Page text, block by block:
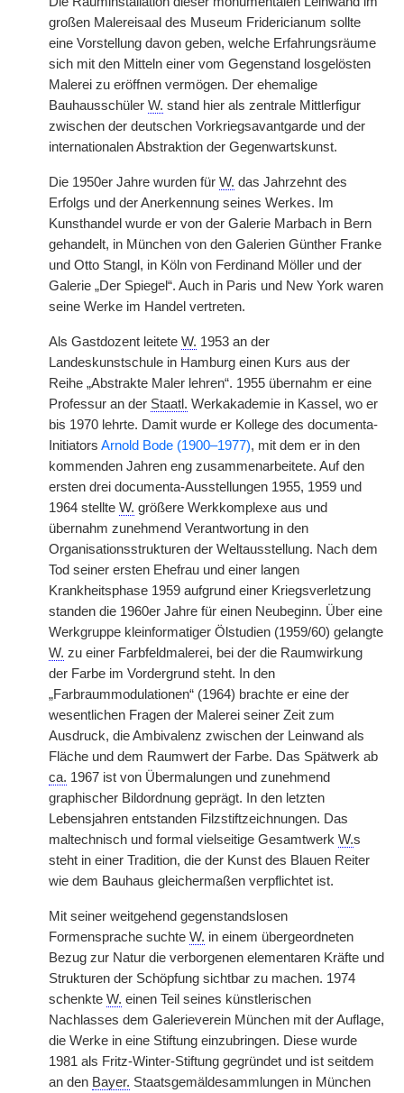
großen Malereisaal des Museum Fridericianum sollte
eine Vorstellung davon geben, welche Erfahrungsräume
sich mit den Mitteln einer vom Gegenstand losgelösten
Malerei zu eröffnen vermögen. Der ehemalige
Bauhausschüler W. stand hier als zentrale Mittlerfigur
zwischen der deutschen Vorkriegsavantgarde und der
internationalen Abstraktion der Gegenwartskunst.
Die 1950er Jahre wurden für W. das Jahrzehnt des
Erfolgs und der Anerkennung seines Werkes. Im
Kunsthandel wurde er von der Galerie Marbach in Bern
gehandelt, in München von den Galerien Günther Franke
und Otto Stangl, in Köln von Ferdinand Möller und der
Galerie „Der Spiegel“. Auch in Paris und New York waren
seine Werke im Handel vertreten.
Als Gastdozent leitete W. 1953 an der
Landeskunstschule in Hamburg einen Kurs aus der
Reihe „Abstrakte Maler lehren“. 1955 übernahm er eine
Professur an der Staatl. Werkakademie in Kassel, wo er
bis 1970 lehrte. Damit wurde er Kollege des documenta-
Initiators Arnold Bode (1900–1977), mit dem er in den
kommenden Jahren eng zusammenarbeitete. Auf den
ersten drei documenta-Ausstellungen 1955, 1959 und
1964 stellte W. größere Werkkomplexe aus und
übernahm zunehmend Verantwortung in den
Organisationsstrukturen der Weltausstellung. Nach dem
Tod seiner ersten Ehefrau und einer langen
Krankheitsphase 1959 aufgrund einer Kriegsverletzung
standen die 1960er Jahre für einen Neubeginn. Über eine
Werkgruppe kleinformatiger Ölstudien (1959/60) gelangte
W. zu einer Farbfeldmalerei, bei der die Raumwirkung
der Farbe im Vordergrund steht. In den
„Farbraummodulationen“ (1964) brachte er eine der
wesentlichen Fragen der Malerei seiner Zeit zum
Ausdruck, die Ambivalenz zwischen der Leinwand als
Fläche und dem Raumwert der Farbe. Das Spätwerk ab
ca. 1967 ist von Übermalungen und zunehmend
graphischer Bildordnung geprägt. In den letzten
Lebensjahren entstanden Filzstiftzeichnungen. Das
maltechnisch und formal vielseitige Gesamtwerk W.s
steht in einer Tradition, die der Kunst des Blauen Reiter
wie dem Bauhaus gleichermaßen verpflichtet ist.
Mit seiner weitgehend gegenstandslosen
Formensprache suchte W. in einem übergeordneten
Bezug zur Natur die verborgenen elementaren Kräfte und
Strukturen der Schöpfung sichtbar zu machen. 1974
schenkte W. einen Teil seines künstlerischen
Nachlasses dem Galerieverein München mit der Auflage,
die Werke in eine Stiftung einzubringen. Diese wurde
1981 als Fritz-Winter-Stiftung gegründet und ist seitdem
an den Bayer. Staatsgemäldesammlungen in München